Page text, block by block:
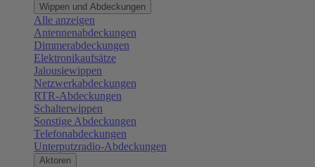
Wippen und Abdeckungen
Alle anzeigen
Antennenabdeckungen
Dimmerabdeckungen
Elektronikaufsätze
Jalousiewippen
Netzwerkabdeckungen
RTR-Abdeckungen
Schalterwippen
Sonstige Abdeckungen
Telefonabdeckungen
Unterputzradio-Abdeckungen
Aktoren